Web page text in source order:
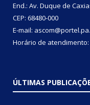
End.: Av. Duque de
CEP: 68480-000
E-mail:
Horário de atendimento:
ÚLTIMAS